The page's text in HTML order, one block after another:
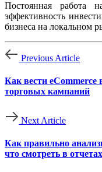
Постоянная работа
эффективность
бизнеса на локальном
Previous Article
Как вести
торговых кампаний
Next Article
Как правильно
что смотреть в отчетах